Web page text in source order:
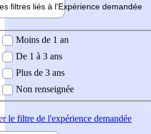
filtres liés à l'Expérience demandée
demandée
Moins de 1 an
De 1 à 3 ans
Plus de 3 ans
Non renseignée
le filtre de l'expérience demandée